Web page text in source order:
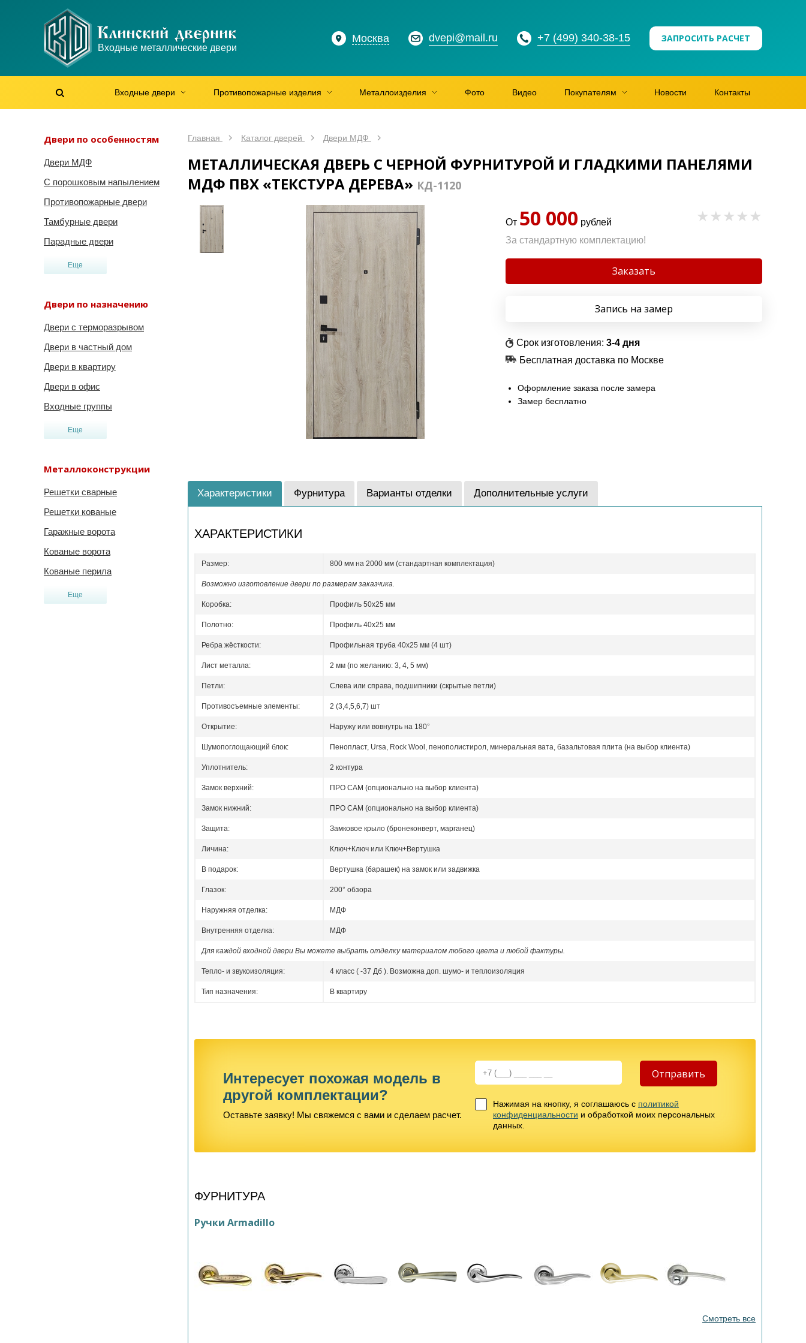
Входные металлические двери
Москва dvepi@mail.ru +7 (499) 340-38-15 ЗАПРОСИТЬ РАСЧЕТ
Входные двери Противопожарные изделия Металлоизделия Фото Видео Покупателям Новости Контакты
Двери по особенностям
Двери МДФ
С порошковым напылением
Противопожарные двери
Тамбурные двери
Парадные двери
Еще
Двери по назначению
Двери с терморазрывом
Двери в частный дом
Двери в квартиру
Двери в офис
Входные группы
Еще
Металлоконструкции
Решетки сварные
Решетки кованые
Гаражные ворота
Кованые ворота
Кованые перила
Еще
Главная Каталог дверей Двери МДФ
МЕТАЛЛИЧЕСКАЯ ДВЕРЬ С ЧЕРНОЙ ФУРНИТУРОЙ И ГЛАДКИМИ ПАНЕЛЯМИ
МДФ ПВХ «ТЕКСТУРА ДЕРЕВА» КД-1120
От 50 000 рублей
За стандартную комплектацию!
Заказать
Запись на замер
Срок изготовления: 3-4 дня
Бесплатная доставка по Москве
Оформление заказа после замера
Замер бесплатно
Характеристики Фурнитура Варианты отделки Дополнительные услуги
ХАРАКТЕРИСТИКИ
Размер: 800 мм на 2000 мм (стандартная комплектация)
Возможно изготовление двери по размерам заказчика.
Коробка: Профиль 50x25 мм
Полотно: Профиль 40x25 мм
Ребра жёсткости: Профильная труба 40х25 мм (4 шт)
Лист металла: 2 мм (по желанию: 3, 4, 5 мм)
Петли: Слева или справа, подшипники (скрытые петли)
Противосъемные элементы: 2 (3,4,5,6,7) шт
Открытие: Наружу или вовнутрь на 180°
Шумопоглощающий блок: Пенопласт, Ursa, Rock Wool, пенополистирол, минеральная вата, базальтовая плита (на выбор клиента)
Уплотнитель: 2 контура
Замок верхний: ПРО САМ (опционально на выбор клиента)
Замок нижний: ПРО САМ (опционально на выбор клиента)
Защита: Замковое крыло (бронеконверт, марганец)
Личина: Ключ+Ключ или Ключ+Вертушка
В подарок: Вертушка (барашек) на замок или задвижка
Глазок: 200° обзора
Наружняя отделка: МДФ
Внутренняя отделка: МДФ
Для каждой входной двери Вы можете выбрать отделку материалом любого цвета и любой фактуры.
Тепло- и звукоизоляция: 4 класс ( -37 Дб ). Возможна доп. шумо- и теплоизоляция
Тип назначения: В квартиру
Интересует похожая модель в
другой комплектации?
Оставьте заявку! Мы свяжемся с вами и сделаем расчет.
Нажимая на кнопку, я соглашаюсь с политикой
конфиденциальности и обработкой моих персональных
данных.
ФУРНИТУРА
Ручки Armadillo
Смотреть все
Max
Мы онлайн!
WhatsApp
Мы онлайн!
Telegram
Мы онлайн!
Max
Мы онлайн!
WhatsApp
Мы онлайн!